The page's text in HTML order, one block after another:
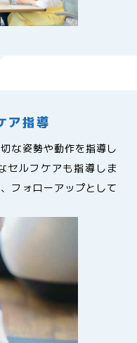
ア指導
な姿勢や動作を指導し
セルフケアも指導しま
フォローアップとして